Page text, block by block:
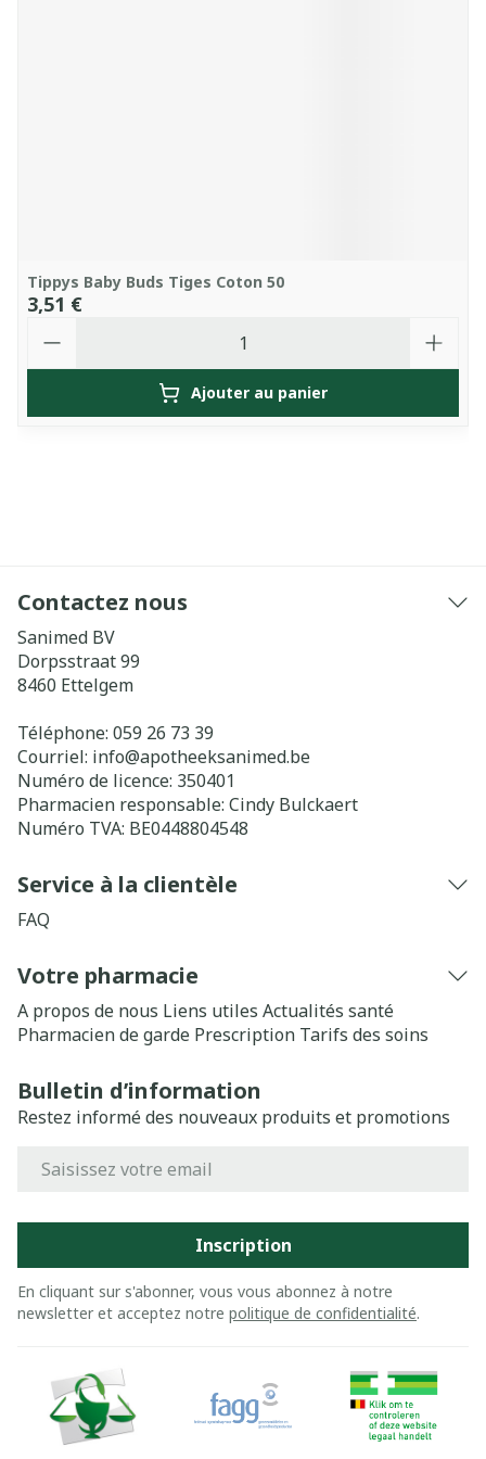
Tippys Baby Buds Tiges Coton 50
3,51 €
Ajouter au panier
Contactez nous
Sanimed BV
Dorpsstraat 99
8460 Ettelgem
Téléphone: 059 26 73 39
Courriel: info@apotheeksanimed.be
Numéro de licence: 350401
Pharmacien responsable: Cindy Bulckaert
Numéro TVA: BE0448804548
Service à la clientèle
FAQ
Votre pharmacie
A propos de nous Liens utiles Actualités santé
Pharmacien de garde Prescription Tarifs des soins
Bulletin d’information
Restez informé des nouveaux produits et promotions
Inscription
En cliquant sur s'abonner, vous vous abonnez à notre
newsletter et acceptez notre politique de confidentialité.